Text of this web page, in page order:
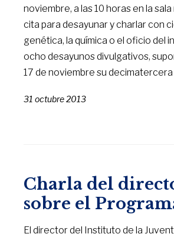
noviembre, a las 10 horas en la
cita para desayunar y charlar con
genética, la química o el oficio del
ocho desayunos divulgativos,
17 de noviembre su decimatercera
31 octubre 2013
Charla del
sobre el
El director del Instituto de la